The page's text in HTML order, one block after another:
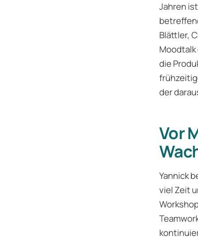
Jahren
Blättler,
die
der
Vor
Yannick
viel Zeit